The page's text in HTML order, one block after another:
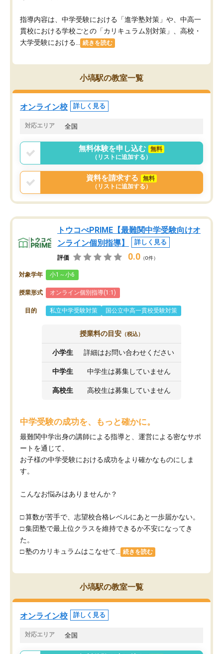
指導内容は、中学受験における「進学塾対策」や、中高一
貫校における学校ごとの「カリキュラム別対策」、高校・
大学受験における...
続きを読む
小塙駅の教室一覧
オンライン校 詳しく見る
対応エリア 全国
無料体験を申し込む
無料
（リストに追加する）
資料を請求する
無料
（リストに追加する）
トウコべPRIME【最難関中学受験向けオ
ンライン個別指導】
詳しく見る
評価 0.0 （0件）
対象学年 小1～小6
授業形式 オンライン個別指導(1:1)
目的 私立中学受験対策 国公立中高一貫校受験対策
授業料の目安 （税込）
小学生 詳細はお問い合わせください
中学生 中学生は募集していません
高校生 高校生は募集していません
中学受験の成功を、もっと確かに。
最難関中学出身の講師による指導と、運営による密なサポ
ートを通じて、
お子様の中学受験における成功をより確かなものにしま
す。
こんなお悩みはありませんか？
□ 算数が苦手で、志望校合格レベルにあと一歩届かない。
□ 集団塾で最上位クラスを維持できるか不安になってき
た。
□ 塾のカリキュラムはこなせて...
続きを読む
小塙駅の教室一覧
オンライン校 詳しく見る
対応エリア 全国